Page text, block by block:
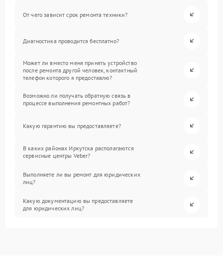
От чего зависит срок ремонта техники?
Диагностика проводится бесплатно?
Может ли вместо меня принять устройство
после ремонта другой человек, контактный
телефон которого я предоставлю?
Возможно ли получать обратную связь в
процессе выполнения ремонтных работ?
Какую гарантию вы предоставляете?
В каких районах Иркутска располагаются
сервисные центры Veber?
Выполняете ли вы ремонт для юридических
лиц?
Какую документацию вы предоставляете
для юридических лиц?